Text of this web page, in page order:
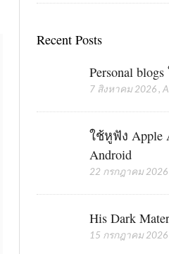
Recent Posts
Personal
7 สิงหาคม 2026 ,
ใช้หูฟัง Apple
Android
22 กรกฎาคม 2026
His Dark
15 กรกฎาคม 2026